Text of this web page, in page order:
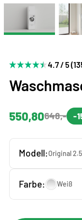
4.7 / 5
550,80648,- -
Modell:Original
Farbe: Weiß